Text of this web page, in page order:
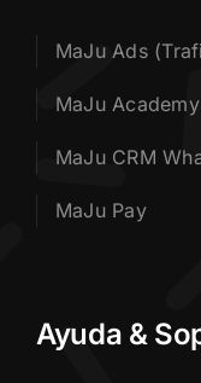
MaJu Ads
MaJu Academy
MaJu CRM
MaJu Pay
Ayuda &